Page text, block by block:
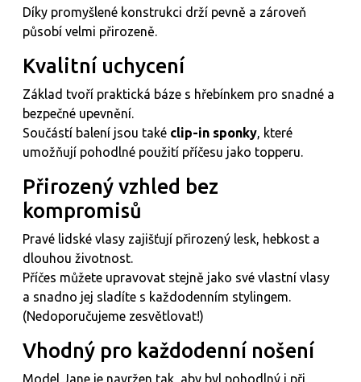
Díky promyšlené konstrukci drží pevně a zároveň
působí velmi přirozeně.
Kvalitní uchycení
Základ tvoří praktická báze s hřebínkem pro snadné a
bezpečné upevnění.
Součástí balení jsou také clip-in sponky, které
umožňují pohodlné použití příčesu jako topperu.
Přirozený vzhled bez
kompromisů
Pravé lidské vlasy zajišťují přirozený lesk, hebkost a
dlouhou životnost.
Příčes můžete upravovat stejně jako své vlastní vlasy
a snadno jej sladíte s každodenním stylingem.
(Nedoporučujeme zesvětlovat!)
Vhodný pro každodenní nošení
Model Jane je navržen tak, aby byl pohodlný i při